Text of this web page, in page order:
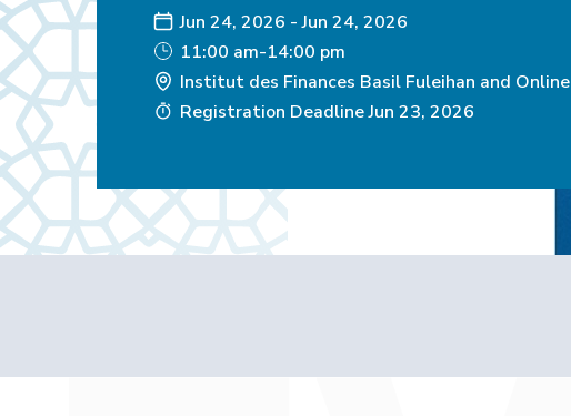
Jun 24, 2026 - Jun 24, 2026
11:00 am-14:00 pm
Institut des Finances Basil Fuleihan and Online
Registration DeadlineJun 23, 2026